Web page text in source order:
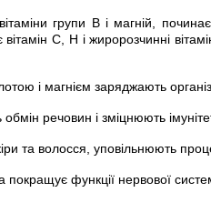
групи В і магній,
С, Н і жиророзчинні
і магнієм заряджають
речовин і зміцнюють
та волосся, уповільнюють
функції нервової